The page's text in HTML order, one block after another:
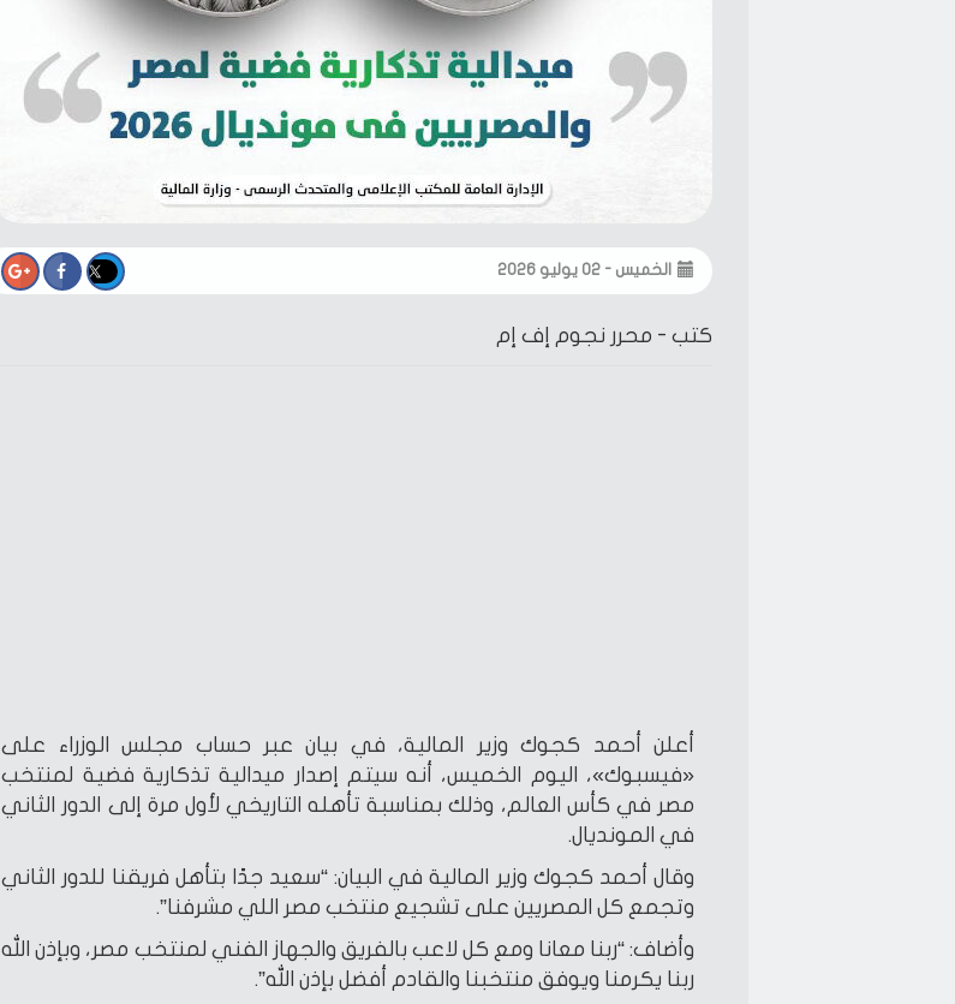
الخميس - ٠٢ يوليو ٢٠٢٦
كتب - محرر نجوم إف إم
أعلن أحمد كجوك وزير المالية، في بيان عبر حساب مجلس الوزراء على
«فيسبوك»، اليوم الخميس، أنه سيتم إصدار ميدالية تذكارية فضية لمنتخب
مصر في كأس العالم، وذلك بمناسبة تأهله التاريخي لأول مرة إلى الدور الثاني
في المونديال.
وقال أحمد كجوك وزير المالية في البيان: “سعيد جدًا بتأهل فريقنا للدور الثاني
وتجمع كل المصريين على تشجيع منتخب مصر اللي مشرفنا”.
وأضاف: “ربنا معانا ومع كل لاعب بالفريق والجهاز الفني لمنتخب مصر، وبإذن الله
ربنا يكرمنا ويوفق منتخبنا والقادم أفضل بإذن الله”.